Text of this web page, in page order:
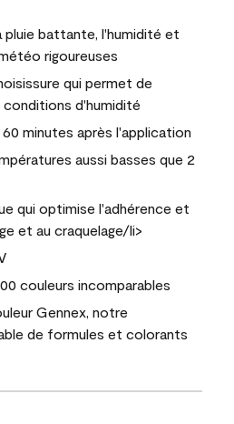
battante, l'humidité et
rigoureuses
qui permet de
d'humidité
minutes après l'application
aussi basses que 2
qui optimise l'adhérence et
et au craquelage/li>
couleurs incomparables
Gennex, notre
de formules et colorants